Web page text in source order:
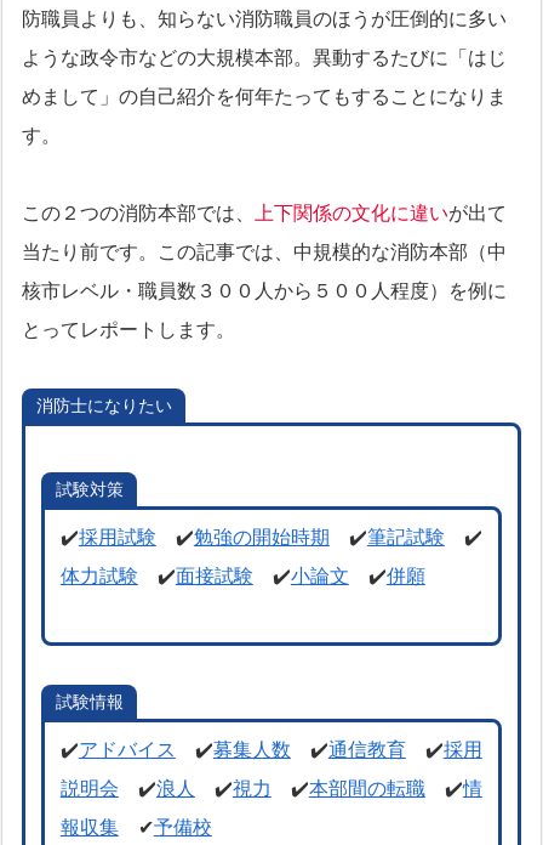
防職員よりも、知らない消防職員のほうが圧倒的に多い
ような政令市などの大規模本部。異動するたびに「はじ
めまして」の自己紹介を何年たってもすることになりま
す。
この２つの消防本部では、 上下関係の文化に違いが出て
当たり前です。この記事では、中規模的な消防本部（中
核市レベル・職員数３００人から５００人程度）を例に
とってレポートします。
消防士になりたい
試験対策
✔️採用試験 ✔️勉強の開始時期 ✔️筆記試験 ✔️
体力試験 ✔️面接試験 ✔️小論文 ✔️併願
試験情報
✔️アドバイス ✔️募集人数 ✔️通信教育✔️採用
説明会 ✔️浪人 ✔️視力 ✔️本部間の転職✔️情
報収集✔予備校